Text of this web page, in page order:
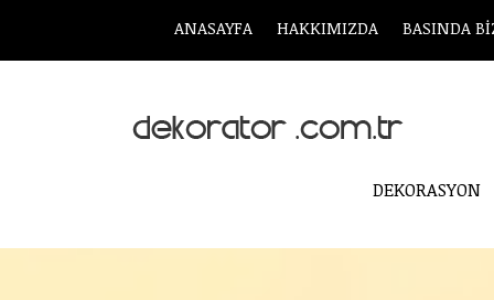
ANASAYFA HAKKIMIZDA BASINDA
DEKORASYON